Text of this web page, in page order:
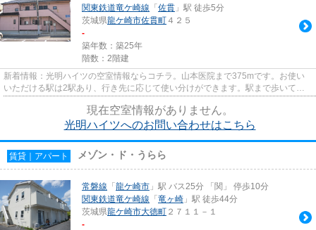
関東鉄道竜ケ崎線 「 佐貫 」駅 徒歩5分
茨城県龍ケ崎市佐貫町 ４２５
-
築年数：築25年
階数：2階建
新着情報：光明ハイツの空室情報ならコチラ。山本医院まで375mです。お使い
いただける駅は2駅あり、行き先に応じて使い分けができます。駅まで歩いてア
現在空室情報がありません。
光明ハイツへのお問い合わせはこちら
賃貸｜アパート メゾン・ド・うらら
常磐線 「 龍ケ崎市 」駅 バス25分 「関」 停歩10分
関東鉄道竜ケ崎線 「 竜ヶ崎 」駅 徒歩44分
茨城県龍ケ崎市大徳町 ２７１１－１
-